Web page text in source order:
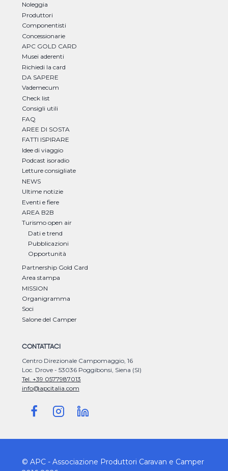
Noleggia
Produttori
Componentisti
Concessionarie
APC GOLD CARD
Musei aderenti
Richiedi la card
DA SAPERE
Vademecum
Check list
Consigli utili
FAQ
AREE DI SOSTA
FATTI ISPIRARE
Idee di viaggio
Podcast isoradio
Letture consigliate
NEWS
Ultime notizie
Eventi e fiere
AREA B2B
Turismo open air
Dati e trend
Pubblicazioni
Opportunità
Partnership Gold Card
Area stampa
MISSION
Organigramma
Soci
Salone del Camper
CONTATTACI
Centro Direzionale Campomaggio, 16
Loc. Drove - 53036 Poggibonsi, Siena (SI)
Tel. +39 0577987013
info@apcitalia.com
© APC - Associazione Produttori Caravan e Camper